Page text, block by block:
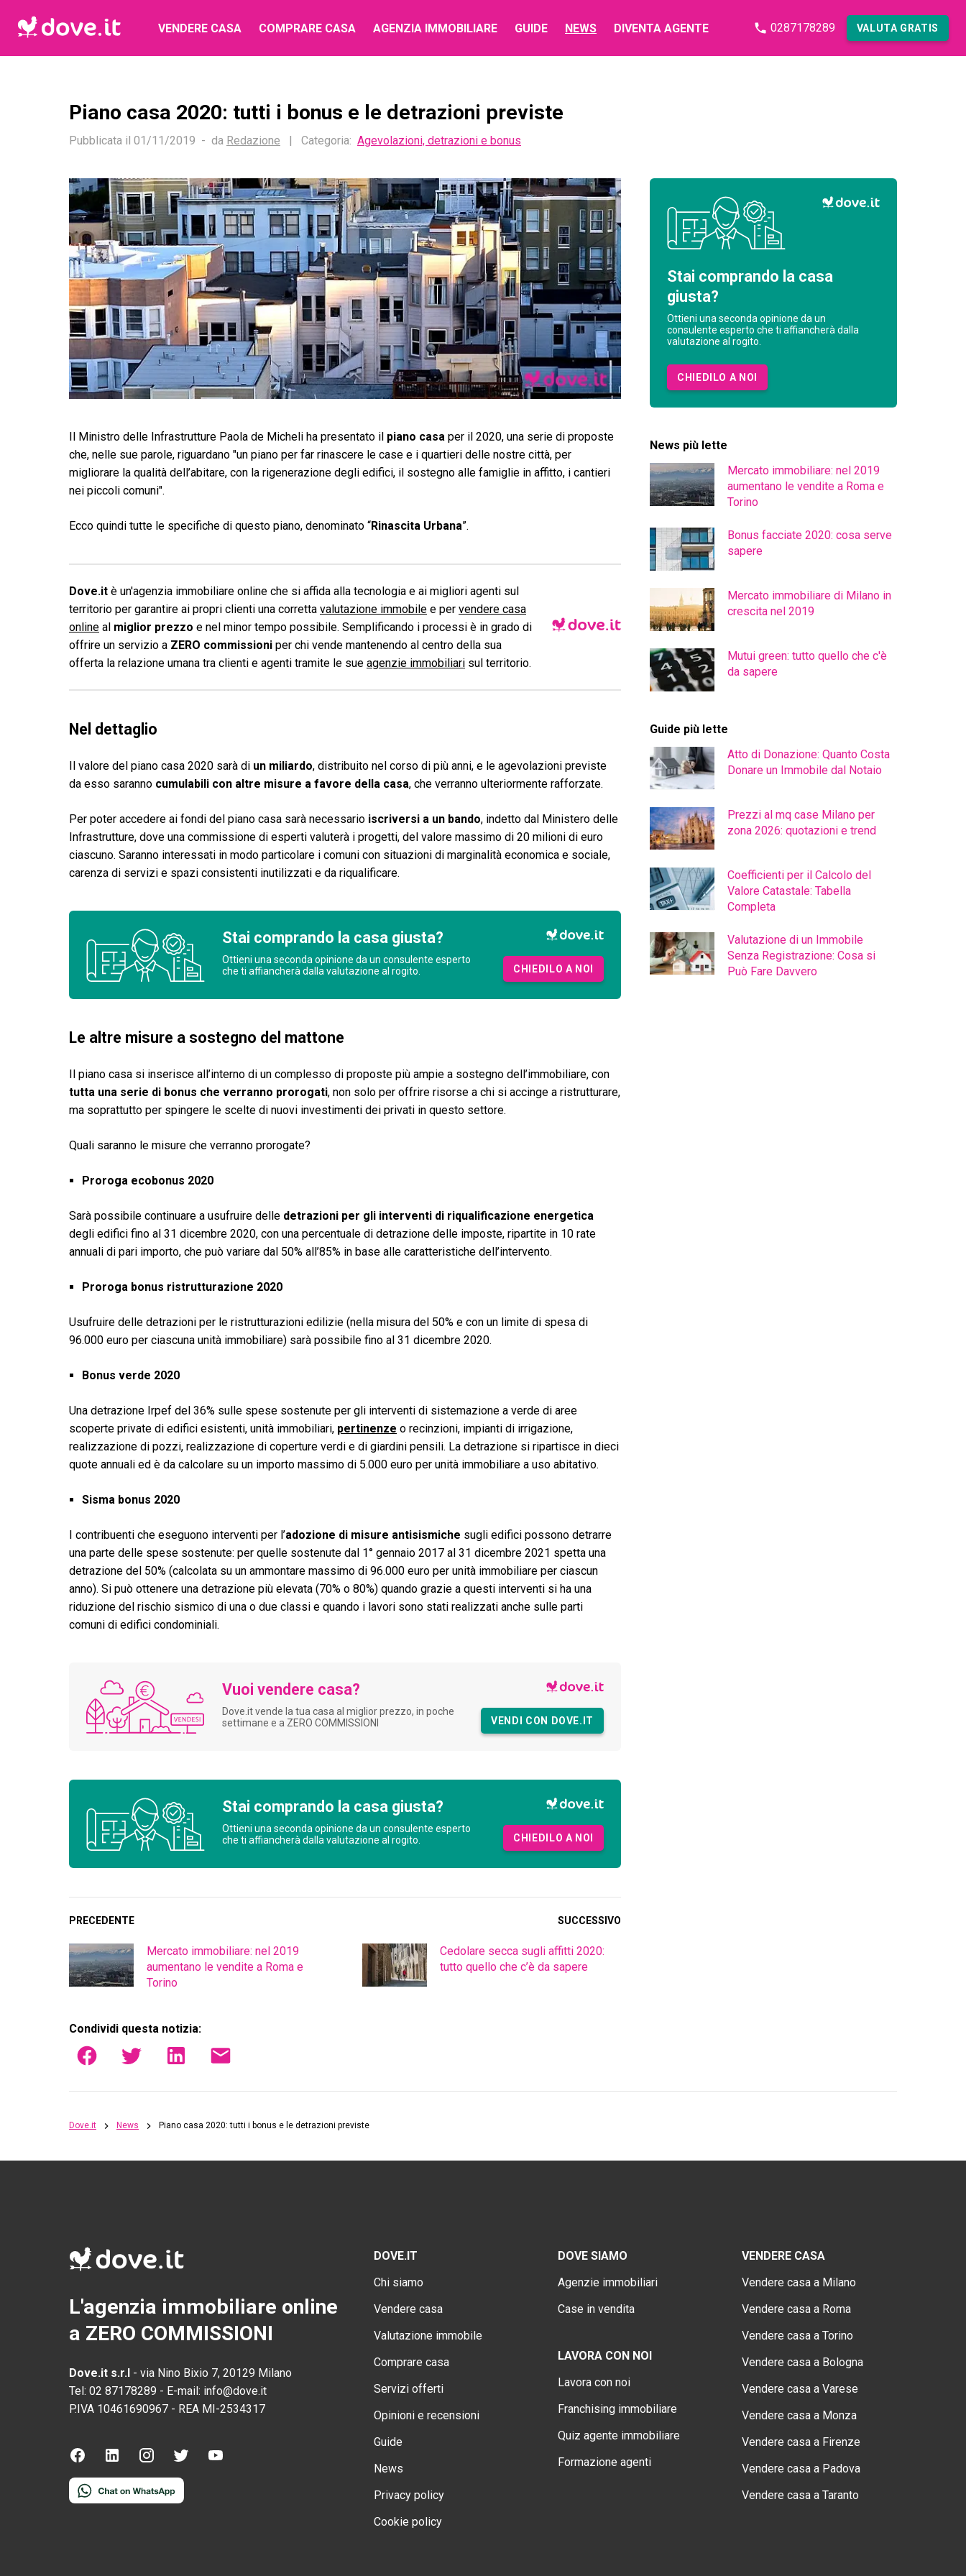
VENDERE CASA COMPRARE CASA AGENZIA IMMOBILIARE GUIDE NEWS DIVENTA AGENTE 0287178289 VALUTA GRATIS
Piano casa 2020: tutti i bonus e le detrazioni previste
Pubblicata il 01/11/2019 da Redazione | Categoria: Agevolazioni, detrazioni e bonus
Il Ministro delle Infrastrutture Paola de Micheli ha presentato il piano casa per il 2020, una serie di proposte
che, nelle sue parole, riguardano "un piano per far rinascere le case e i quartieri delle nostre città, per
migliorare la qualità dell’abitare, con la rigenerazione degli edifici, il sostegno alle famiglie in affitto, i cantieri
nei piccoli comuni".
Ecco quindi tutte le specifiche di questo piano, denominato “Rinascita Urbana”.
Dove.it è un'agenzia immobiliare online che si affida alla tecnologia e ai migliori agenti sul
territorio per garantire ai propri clienti una corretta valutazione immobile e per vendere casa
online al miglior prezzo e nel minor tempo possibile. Semplificando i processi è in grado di
offrire un servizio a ZERO commissioni per chi vende mantenendo al centro della sua
offerta la relazione umana tra clienti e agenti tramite le sue agenzie immobiliari sul territorio.
Nel dettaglio
Il valore del piano casa 2020 sarà di un miliardo, distribuito nel corso di più anni, e le agevolazioni previste
da esso saranno cumulabili con altre misure a favore della casa, che verranno ulteriormente rafforzate.
Per poter accedere ai fondi del piano casa sarà necessario iscriversi a un bando, indetto dal Ministero delle
Infrastrutture, dove una commissione di esperti valuterà i progetti, del valore massimo di 20 milioni di euro
ciascuno. Saranno interessati in modo particolare i comuni con situazioni di marginalità economica e sociale,
carenza di servizi e spazi consistenti inutilizzati e da riqualificare.
Stai comprando la casa giusta?
Ottieni una seconda opinione da un consulente esperto
che ti affiancherà dalla valutazione al rogito.
CHIEDILO A NOI
Le altre misure a sostegno del mattone
Il piano casa si inserisce all’interno di un complesso di proposte più ampie a sostegno dell’immobiliare, con
tutta una serie di bonus che verranno prorogati, non solo per offrire risorse a chi si accinge a ristrutturare,
ma soprattutto per spingere le scelte di nuovi investimenti dei privati in questo settore.
Quali saranno le misure che verranno prorogate?
Proroga ecobonus 2020
Sarà possibile continuare a usufruire delle detrazioni per gli interventi di riqualificazione energetica
degli edifici fino al 31 dicembre 2020, con una percentuale di detrazione delle imposte, ripartite in 10 rate
annuali di pari importo, che può variare dal 50% all’85% in base alle caratteristiche dell’intervento.
Proroga bonus ristrutturazione 2020
Usufruire delle detrazioni per le ristrutturazioni edilizie (nella misura del 50% e con un limite di spesa di
96.000 euro per ciascuna unità immobiliare) sarà possibile fino al 31 dicembre 2020.
Bonus verde 2020
Una detrazione Irpef del 36% sulle spese sostenute per gli interventi di sistemazione a verde di aree
scoperte private di edifici esistenti, unità immobiliari, pertinenze o recinzioni, impianti di irrigazione,
realizzazione di pozzi, realizzazione di coperture verdi e di giardini pensili. La detrazione si ripartisce in dieci
quote annuali ed è da calcolare su un importo massimo di 5.000 euro per unità immobiliare a uso abitativo.
Sisma bonus 2020
I contribuenti che eseguono interventi per l’adozione di misure antisismiche sugli edifici possono detrarre
una parte delle spese sostenute: per quelle sostenute dal 1° gennaio 2017 al 31 dicembre 2021 spetta una
detrazione del 50% (calcolata su un ammontare massimo di 96.000 euro per unità immobiliare per ciascun
anno). Si può ottenere una detrazione più elevata (70% o 80%) quando grazie a questi interventi si ha una
riduzione del rischio sismico di una o due classi e quando i lavori sono stati realizzati anche sulle parti
comuni di edifici condominiali.
Vuoi vendere casa?
Dove.it vende la tua casa al miglior prezzo, in poche
settimane e a ZERO COMMISSIONI
VENDI CON DOVE.IT
Stai comprando la casa giusta?
Ottieni una seconda opinione da un consulente esperto
che ti affiancherà dalla valutazione al rogito.
CHIEDILO A NOI
PRECEDENTE
Mercato immobiliare: nel 2019
aumentano le vendite a Roma e
Torino
SUCCESSIVO
Cedolare secca sugli affitti 2020:
tutto quello che c’è da sapere
Condividi questa notizia:
Stai comprando la casa
giusta?
Ottieni una seconda opinione da un
consulente esperto che ti affiancherà dalla
valutazione al rogito.
CHIEDILO A NOI
News più lette
Mercato immobiliare: nel 2019
aumentano le vendite a Roma e
Torino
Bonus facciate 2020: cosa serve
sapere
Mercato immobiliare di Milano in
crescita nel 2019
Mutui green: tutto quello che c'è
da sapere
Guide più lette
Atto di Donazione: Quanto Costa
Donare un Immobile dal Notaio
Prezzi al mq case Milano per
zona 2026: quotazioni e trend
Coefficienti per il Calcolo del
Valore Catastale: Tabella
Completa
Valutazione di un Immobile
Senza Registrazione: Cosa si
Può Fare Davvero
Dove.it News Piano casa 2020: tutti i bonus e le detrazioni previste
L'agenzia immobiliare online
a ZERO COMMISSIONI
Dove.it s.r.l - via Nino Bixio 7, 20129 Milano
Tel: 02 87178289 - E-mail: info@dove.it
P.IVA 10461690967 - REA MI-2534317
DOVE.IT
Chi siamo
Vendere casa
Valutazione immobile
Comprare casa
Servizi offerti
Opinioni e recensioni
Guide
News
Privacy policy
Cookie policy
DOVE SIAMO
Agenzie immobiliari
Case in vendita
LAVORA CON NOI
Lavora con noi
Franchising immobiliare
Quiz agente immobiliare
Formazione agenti
VENDERE CASA
Vendere casa a Milano
Vendere casa a Roma
Vendere casa a Torino
Vendere casa a Bologna
Vendere casa a Varese
Vendere casa a Monza
Vendere casa a Firenze
Vendere casa a Padova
Vendere casa a Taranto